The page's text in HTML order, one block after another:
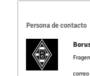
Persona de contacto